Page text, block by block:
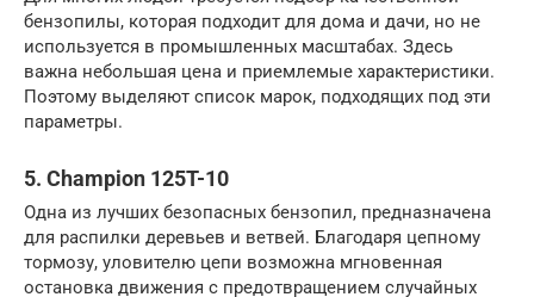
бензопилы, которая подходит для дома и дачи, но не
используется в промышленных масштабах. Здесь
важна небольшая цена и приемлемые характеристики.
Поэтому выделяют список марок, подходящих под эти
параметры.
5. Champion 125T-10
Одна из лучших безопасных бензопил, предназначена
для распилки деревьев и ветвей. Благодаря цепному
тормозу, уловителю цепи возможна мгновенная
остановка движения с предотвращением случайных